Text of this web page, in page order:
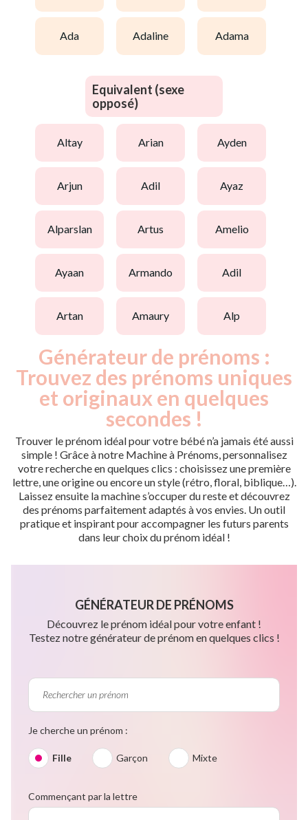
ada adaline adama
Equivalent (sexe
opposé)
altay arian ayden
arjun adil ayaz
alparslan artus amelio
ayaan armando adil
artan amaury alp
Générateur de prénoms :
Trouvez des prénoms uniques
et originaux en quelques
secondes !
Trouver le prénom idéal pour votre bébé n’a jamais été aussi
simple ! Grâce à notre Machine à Prénoms, personnalisez
votre recherche en quelques clics : choisissez une première
lettre, une origine ou encore un style (rétro, floral, biblique…).
Laissez ensuite la machine s’occuper du reste et découvrez
des prénoms parfaitement adaptés à vos envies. Un outil
pratique et inspirant pour accompagner les futurs parents
dans leur choix du prénom idéal !
GÉNÉRATEUR DE PRÉNOMS
Découvrez le prénom idéal pour votre enfant !
Testez notre générateur de prénom en quelques clics !
Je cherche un prénom :
Fille Garçon Mixte
Commençant par la lettre